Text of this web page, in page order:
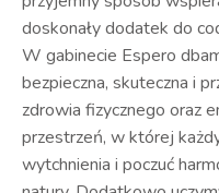
doskonały dodatek do
W gabinecie Espero
bezpieczna, skuteczna i
zdrowia fizycznego oraz
przestrzeń, w której
wytchnienia i poczuć